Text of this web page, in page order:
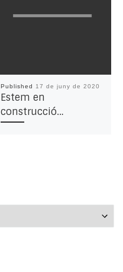
Published 17 de juny de 2020
Estem en
construcció…